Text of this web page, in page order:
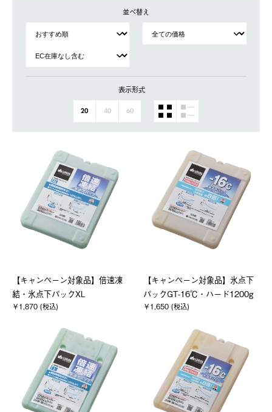
並べ替え
表示形式
20 40 60
【キャンペーン対象品】倍速凍
結・氷点下パックXL
￥1,870 (税込)
【キャンペーン対象品】氷点下
パックGT-16℃・ハード1200g
￥1,650 (税込)